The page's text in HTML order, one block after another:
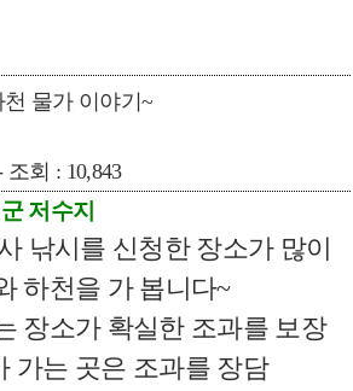
물가 이야기~
조회 : 10,843
저수지
낚시를 신청한 장소가 많이
하천을 가 봅니다~
장소가 확실한 조과를 보장
가는 곳은 조과를 장담